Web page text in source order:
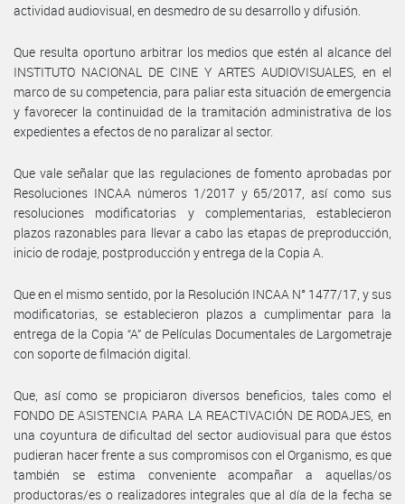
actividad audiovisual, en desmedro de su desarrollo y difusión.
Que resulta oportuno arbitrar los medios que estén al alcance del
INSTITUTO NACIONAL DE CINE Y ARTES AUDIOVISUALES, en el
marco de su competencia, para paliar esta situación de emergencia
y favorecer la continuidad de la tramitación administrativa de los
expedientes a efectos de no paralizar al sector.
Que vale señalar que las regulaciones de fomento aprobadas por
Resoluciones INCAA números 1/2017 y 65/2017, así como sus
resoluciones modificatorias y complementarias, establecieron
plazos razonables para llevar a cabo las etapas de preproducción,
inicio de rodaje, postproducción y entrega de la Copia A.
Que en el mismo sentido, por la Resolución INCAA N° 1477/17, y sus
modificatorias, se establecieron plazos a cumplimentar para la
entrega de la Copia “A” de Películas Documentales de Largometraje
con soporte de filmación digital.
Que, así como se propiciaron diversos beneficios, tales como el
FONDO DE ASISTENCIA PARA LA REACTIVACIÓN DE RODAJES, en
una coyuntura de dificultad del sector audiovisual para que éstos
pudieran hacer frente a sus compromisos con el Organismo, es que
también se estima conveniente acompañar a aquellas/os
productoras/es o realizadores integrales que al día de la fecha se